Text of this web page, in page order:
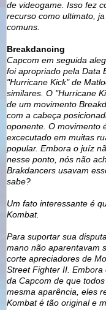
de videogame. Isso fez
recurso como ultimato,
comuns.
Breakdancing
Capcom em seguida
foi apropriado pela Data
"Hurricane Kick" de
similares. O "Hurricane
de um movimento
com a cabeça
oponente. O movimento
excecutado em muitas
popular. Embora o juíz
nesse ponto, nós não
Brakdancers usavam
sabe?
Um fato interessante é
Kombat.
Para suportar sua
mano não aparentavam
corte apreciadores de
Street Fighter II.
da Capcom de que
mesma aparência, eles
Kombat é tão original e